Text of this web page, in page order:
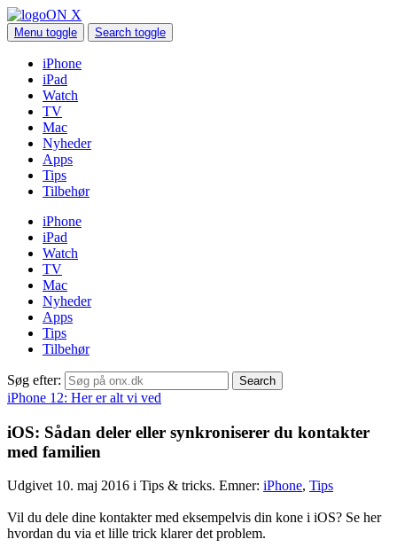
ON X
Menu toggle Search toggle
iPhone
iPad
Watch
TV
Mac
Nyheder
Apps
Tips
Tilbehør
iPhone
iPad
Watch
TV
Mac
Nyheder
Apps
Tips
Tilbehør
Søg efter:
iPhone 12: Her er alt vi ved
iOS: Sådan deler eller synkroniserer du kontakter
med familien
Udgivet 10. maj 2016 i Tips & tricks. Emner: iPhone, Tips
Vil du dele dine kontakter med eksempelvis din kone i iOS? Se her
hvordan du via et lille trick klarer det problem.